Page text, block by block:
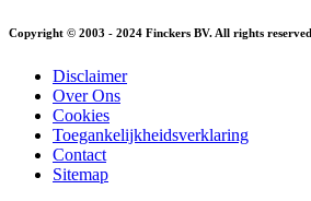
Copyright © 2003 - 2024 Finckers BV. All rights reserved
Disclaimer
Over Ons
Cookies
Toegankelijkheidsverklaring
Contact
Sitemap